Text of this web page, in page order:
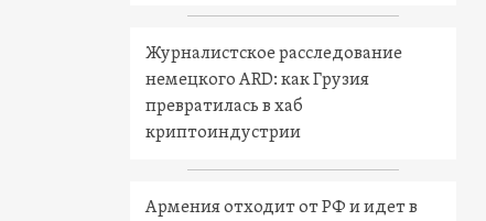
Журналистское расследование
немецкого ARD: как Грузия
превратилась в хаб
криптоиндустрии
Армения отходит от РФ и идет в